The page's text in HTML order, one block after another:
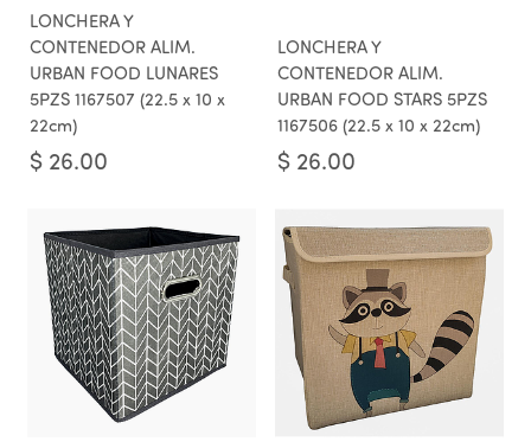
LONCHERA Y
CONTENEDOR ALIM.
URBAN FOOD LUNARES
5PZS 1167507 (22.5 x 10 x
22cm)
$ 26.00
LONCHERA Y
CONTENEDOR ALIM.
URBAN FOOD STARS 5PZS
1167506 (22.5 x 10 x 22cm)
$ 26.00